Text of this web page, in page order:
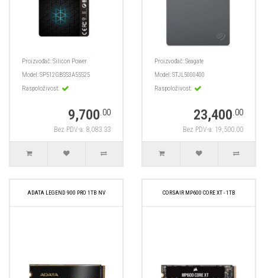
Proizvođač:Silicon Power
Model:SP512GBSS3A55S25
Raspoloživost:
9,700.00
Bez PDV-a: 8,083.33
Proizvođač:Seagate
Model:STJL5000400
Raspoloživost:
23,400.00
Bez PDV-a: 19,500.00
ADATA LEGEND 900 PRO 1TB NV CORSAIR MP600 CORE XT - 1TB